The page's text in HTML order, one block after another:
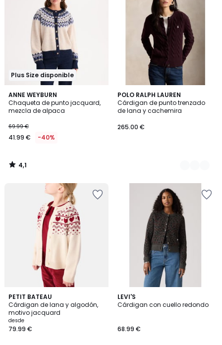
Plus Size disponible
ANNE WEYBURN
Chaqueta de punto jacquard,
mezcla de alpaca
69.99 €
41.99 € -40%
4,1
/ 5
4,1
/
POLO RALPH LAUREN
Cárdigan de punto trenzado
de lana y cachemira
265.00 €
2
Colores
PETIT BATEAU
Cárdigan de lana y algodón,
motivo jacquard
desde
79.99 €
LEVI'S
Cárdigan con cuello redondo
68.99 €
4,5
/ 5